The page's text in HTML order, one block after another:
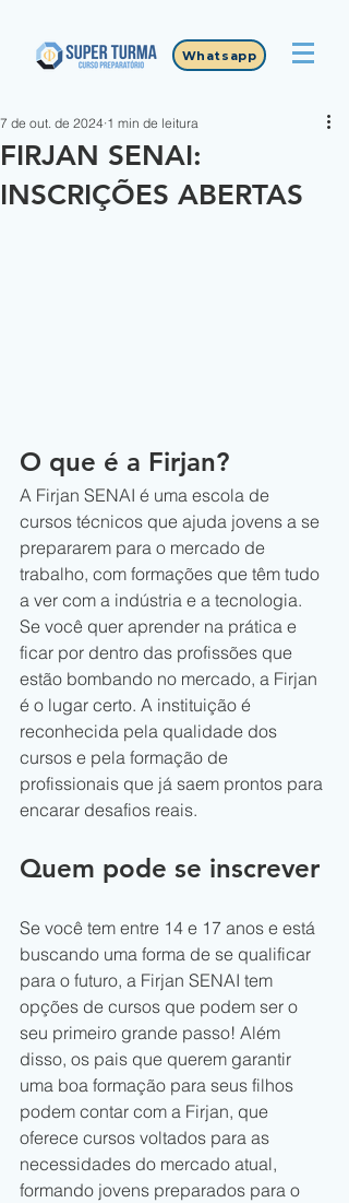
Whatsapp
FIRJAN SENAI:
INSCRIÇÕES ABERTAS
7 de out. de 2024 1 min de leitura
O que é a Firjan?
A Firjan SENAI é uma escola de
cursos técnicos que ajuda jovens a se
prepararem para o mercado de
trabalho, com formações que têm tudo
a ver com a indústria e a tecnologia.
Se você quer aprender na prática e
ficar por dentro das profissões que
estão bombando no mercado, a Firjan
é o lugar certo. A instituição é
reconhecida pela qualidade dos
cursos e pela formação de
profissionais que já saem prontos para
encarar desafios reais.
Quem pode se inscrever
Se você tem entre 14 e 17 anos e está
buscando uma forma de se qualificar
para o futuro, a Firjan SENAI tem
opções de cursos que podem ser o
seu primeiro grande passo! Além
disso, os pais que querem garantir
uma boa formação para seus filhos
podem contar com a Firjan, que
oferece cursos voltados para as
necessidades do mercado atual,
formando jovens preparados para o